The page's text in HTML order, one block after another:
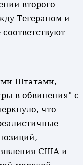
второго
Тегераном и
Штатами,
в обвинения" с
что
США и